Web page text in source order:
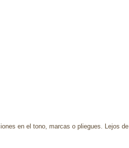
en el tono, marcas o pliegues. Lejos de